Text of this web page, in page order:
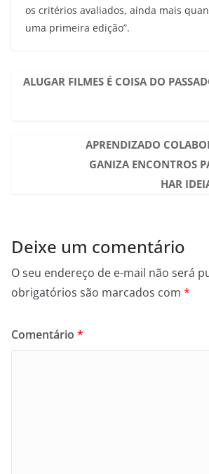
os critérios avaliados, ainda mais
uma primeira edição”.
ALUGAR FILMES É COISA DO
APRENDIZADO
GANIZA ENCONTROS
HAR
Deixe um comentário
O seu endereço de e-mail não será
obrigatórios são marcados com *
Comentário *